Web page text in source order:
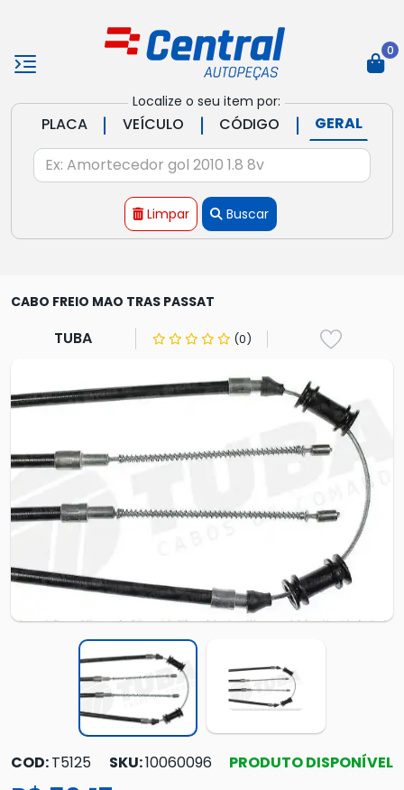
Localize o seu item por:
PLACA | VEÍCULO | CÓDIGO | GERAL
Limpar Buscar
0
CABO FREIO MAO TRAS PASSAT
TUBA (0)
COD:T5125 SKU:10060096 PRODUTO DISPONÍVEL